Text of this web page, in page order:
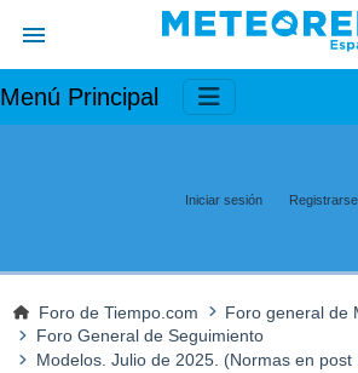
Menú Principal
Iniciar sesión Registrarse
Foro de Tiempo.com
Foro general de
Foro General de Seguimiento
Modelos. Julio de 2025. (Normas en post